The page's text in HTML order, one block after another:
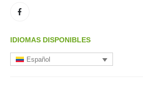
IDIOMAS DISPONIBLES
Español